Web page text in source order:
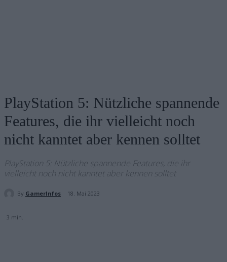
PlayStation 5: Nützliche spannende
Features, die ihr vielleicht noch
nicht kanntet aber kennen solltet
PlayStation 5: Nützliche spannende Features, die ihr
vielleicht noch nicht kanntet aber kennen solltet
By GamerInfos 18. Mai 2023
3 min.